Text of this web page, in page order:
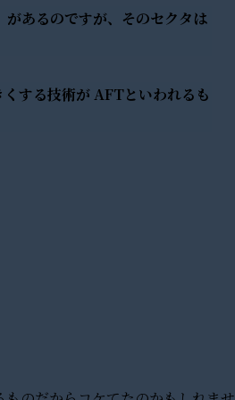
あるのですが、そのセクタは
する技術が AFTといわれるも